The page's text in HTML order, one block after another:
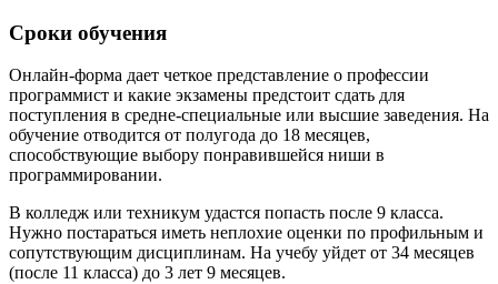
Сроки обучения
Онлайн-форма дает четкое представление о профессии
программист и какие экзамены предстоит сдать для
поступления в средне-специальные или высшие заведения. На
обучение отводится от полугода до 18 месяцев,
способствующие выбору понравившейся ниши в
программировании.
В колледж или техникум удастся попасть после 9 класса.
Нужно постараться иметь неплохие оценки по профильным и
сопутствующим дисциплинам. На учебу уйдет от 34 месяцев
(после 11 класса) до 3 лет 9 месяцев.